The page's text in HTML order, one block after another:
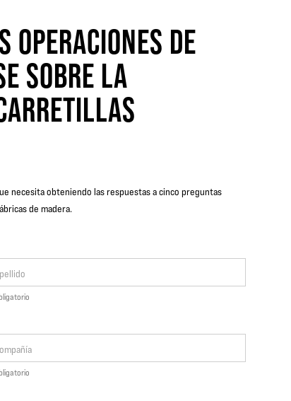
OPERACIONES DE
SOBRE LA
necesita obteniendo las respuestas a cinco preguntas
de madera.